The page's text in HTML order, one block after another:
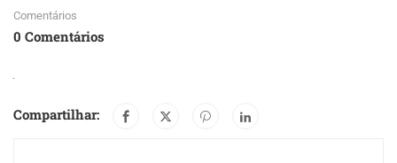
Comentários
0 Comentários
Compartilhar: